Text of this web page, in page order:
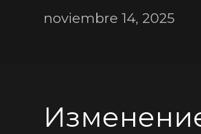
noviembre 14, 2025